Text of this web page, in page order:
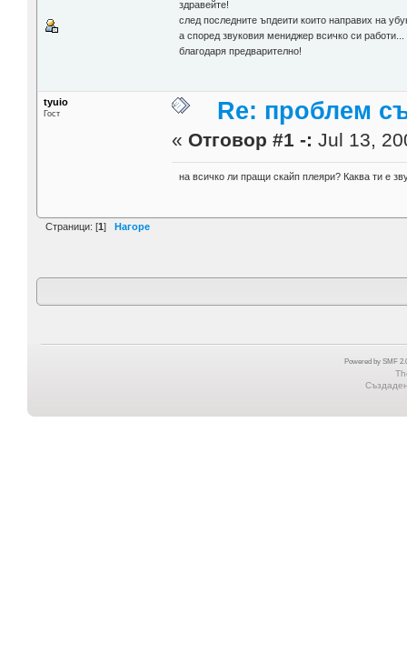
здравейте!
след последните ъпдеити които направих на
а според звуковия мениджер всичко си работи...
благодаря предварително!
tyuio
Гост Re: проблем
« Отговор #1 -: Jul 13,
на всичко ли пращи скайп плеяри? Каква ти е
Страници: [1] Нагоре
Powered by SMF